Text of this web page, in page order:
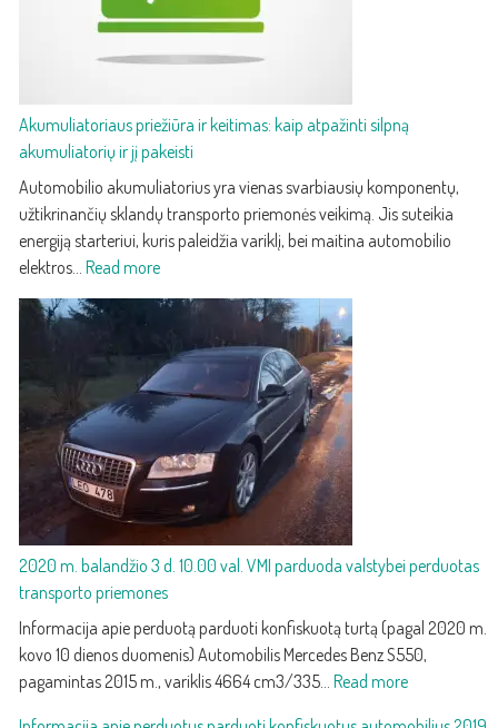
Akumuliatoriaus priežiūra ir keitimas: kaip atpažinti silpną
akumuliatorių ir jį pakeisti
Automobilio akumuliatorius yra vienas svarbiausių komponentų,
užtikrinančių sklandų transporto priemonės veikimą. Jis suteikia
energiją starteriui, kuris paleidžia variklį, bei maitina automobilio
elektros… Read more:
keitimas:
kaip
atpažinti
silpną
akumuliatorių
jį
pakeisti
2020 m. balandžio 3 d. 10.00 val. VMI parduoda valstybei perduotas
transporto priemones
Informacija apie perduotą parduoti konfiskuotą turtą (pagal 2020 m.
kovo 10 dienos duomenis) Automobilis Mercedes Benz S550,
pagamintas 2015 m., variklis 4664 cm3/335… Read more: